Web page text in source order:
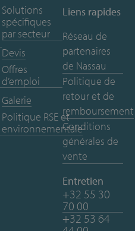
Solutions
spécifiques
par secteur
Devis
Offres
d’emploi
Galerie
Politique RSE et
environnementale
Liens rapides
Réseau de
partenaires
de Nassau
Politique de
retour et de
remboursement
Conditions
générales de
vente
Entretien
+32 55 30
70 00
+32 53 64